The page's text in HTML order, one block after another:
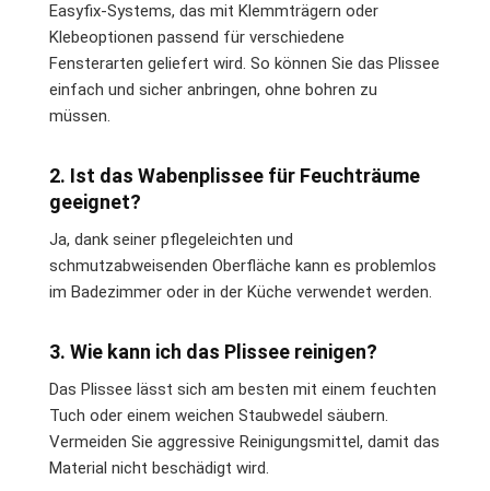
Easyfix-Systems, das mit Klemmträgern oder
Klebeoptionen passend für verschiedene
Fensterarten geliefert wird. So können Sie das Plissee
einfach und sicher anbringen, ohne bohren zu
müssen.
2. Ist das Wabenplissee für Feuchträume
geeignet?
Ja, dank seiner pflegeleichten und
schmutzabweisenden Oberfläche kann es problemlos
im Badezimmer oder in der Küche verwendet werden.
3. Wie kann ich das Plissee reinigen?
Das Plissee lässt sich am besten mit einem feuchten
Tuch oder einem weichen Staubwedel säubern.
Vermeiden Sie aggressive Reinigungsmittel, damit das
Material nicht beschädigt wird.